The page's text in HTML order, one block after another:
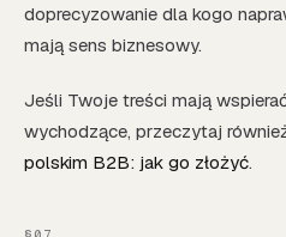
doprecyzowanie dla kogo
mają sens biznesowy.
Jeśli Twoje treści mają
wychodzące, przeczytaj
polskim B2B: jak go złożyć.